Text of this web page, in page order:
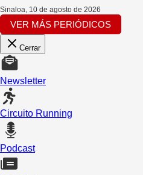
Sinaloa, 10 de agosto de 2026
VER MÁS PERIÓDICOS
Cerrar
Newsletter
Circuito Running
Podcast